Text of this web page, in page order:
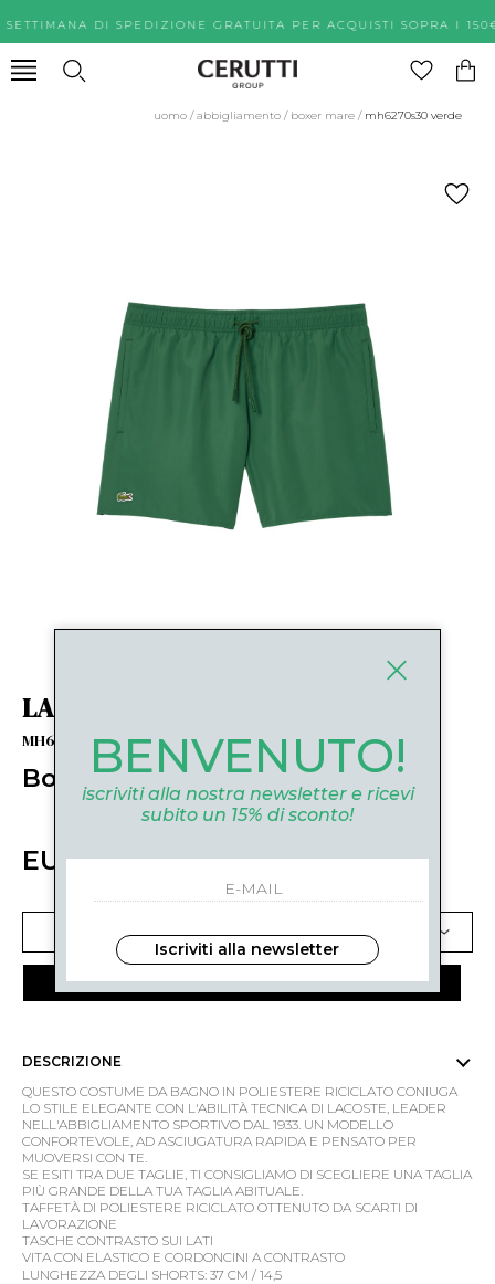
SETTIMANA DI SPEDIZIONE GRATUITA PER ACQUISTI
uomo /abbigliamento / boxer mare / mh6270s30 verde
LACOSTE
MH6270S30 VERDE
Boxer mare
EUR 80.00
SELEZIONA UNA TAGLIA
AGGIUNGI AL CARRELLO
DESCRIZIONE
QUESTO COSTUME DA BAGNO IN POLIESTERE RICICLATO CONIUGA
LO STILE ELEGANTE CON L'ABILITÀ TECNICA DI LACOSTE, LEADER
NELL'ABBIGLIAMENTO SPORTIVO DAL 1933. UN MODELLO
CONFORTEVOLE, AD ASCIUGATURA RAPIDA E PENSATO PER
MUOVERSI CON TE.
SE ESITI TRA DUE TAGLIE, TI CONSIGLIAMO DI SCEGLIERE UNA TAGLIA
PIÙ GRANDE DELLA TUA TAGLIA ABITUALE.
TAFFETÀ DI POLIESTERE RICICLATO OTTENUTO DA SCARTI DI
LAVORAZIONE
TASCHE CONTRASTO SUI LATI
VITA CON ELASTICO E CORDONCINI A CONTRASTO
LUNGHEZZA DEGLI SHORTS: 37 CM / 14,5
BENVENUTO!
iscriviti alla nostra newsletter e ricevi
subito un 15% di sconto!
Iscriviti alla newsletter